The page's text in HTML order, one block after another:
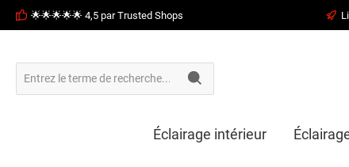
Passer à la navigation principale
🌟🌟🌟🌟🌟 4,5 par Trusted Shops
Éclairage intérieur